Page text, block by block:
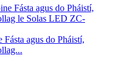
agus do Pháistí,